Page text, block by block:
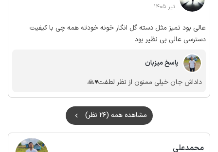
تیر 1405
عالی بود تمیز مثل دسته گل انگار خونه خودته همه چی با کیفیت
دسترسی عالی بی نظیر بود
پاسخ میزبان
داداش جان خیلی ممنون از نظر لطفت♥️🙏
مشاهده همه (26 نظر)
محمدعلی